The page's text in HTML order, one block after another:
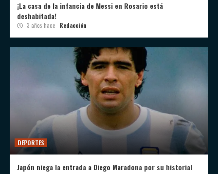
¡La casa de la infancia de Messi en Rosario está
deshabitada!
3 años hace Redacción
DEPORTES
Japón niega la entrada a Diego Maradona por su historial